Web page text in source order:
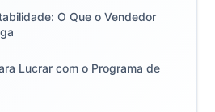
O Que o Vendedor
Lucrar com o Programa de